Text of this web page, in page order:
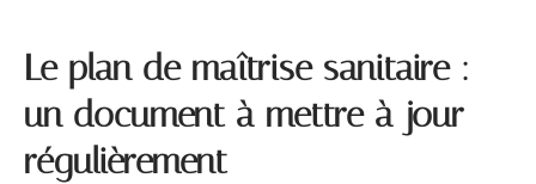
Le plan de maîtrise sanitaire :
un document à mettre à jour
régulièrement